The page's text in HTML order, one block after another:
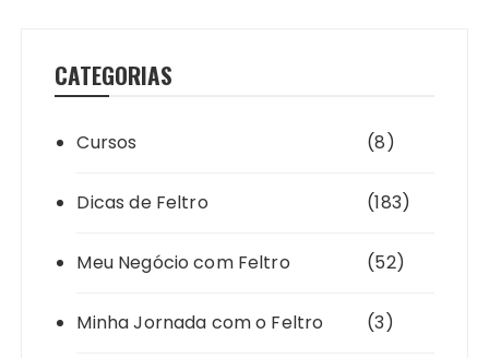
CATEGORIAS
Cursos (8)
Dicas de Feltro (183)
Meu Negócio com Feltro (52)
Minha Jornada com o Feltro (3)